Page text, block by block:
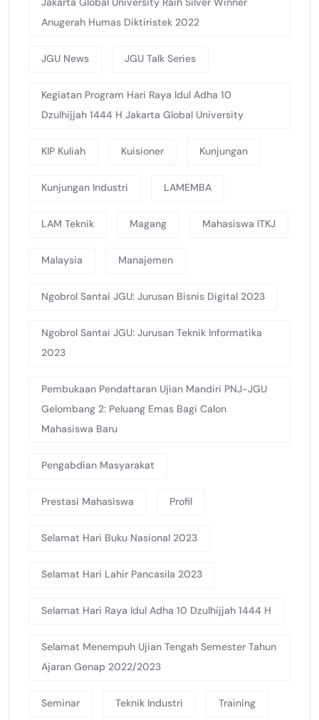
Anugerah Humas Diktiristek 2022
JGU News JGU Talk Series
Kegiatan Program Hari Raya Idul Adha 10
Dzulhijjah 1444 H Jakarta Global University
KIP Kuliah Kuisioner Kunjungan
Kunjungan Industri LAMEMBA
LAM Teknik Magang Mahasiswa ITKJ
Malaysia Manajemen
Ngobrol Santai JGU: Jurusan Bisnis Digital 2023
Ngobrol Santai JGU: Jurusan Teknik Informatika
2023
Pembukaan Pendaftaran Ujian Mandiri PNJ-JGU
Gelombang 2: Peluang Emas Bagi Calon
Mahasiswa Baru
Pengabdian Masyarakat
Prestasi Mahasiswa Profil
Selamat Hari Buku Nasional 2023
Selamat Hari Lahir Pancasila 2023
Selamat Hari Raya Idul Adha 10 Dzulhijjah 1444 H
Selamat Menempuh Ujian Tengah Semester Tahun
Ajaran Genap 2022/2023
Seminar Teknik Industri Training